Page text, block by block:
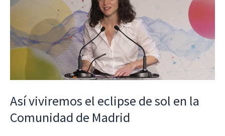
Así viviremos el eclipse de sol en la
Comunidad de Madrid
el
de
sol
de
Madrid